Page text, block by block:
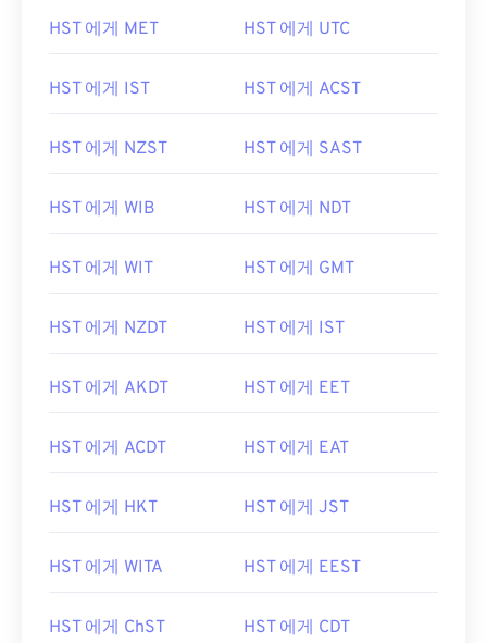
HST 에게 MET HST 에게 UTC
HST 에게 IST HST 에게 ACST
HST 에게 NZST HST 에게 SAST
HST 에게 WIB HST 에게 NDT
HST 에게 WIT HST 에게 GMT
HST 에게 NZDT HST 에게 IST
HST 에게 AKDT HST 에게 EET
HST 에게 ACDT HST 에게 EAT
HST 에게 HKT HST 에게 JST
HST 에게 WITA HST 에게 EEST
HST 에게 ChST HST 에게 CDT